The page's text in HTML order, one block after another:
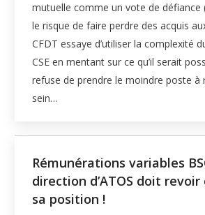
mutuelle comme un vote de défiance
le risque de faire perdre des acquis
CFDT essaye d’utiliser la complexité
CSE en mentant sur ce qu’il serait
refuse de prendre le moindre poste à
sein…
Rémunérations variables
direction d’ATOS doit revoir
sa position !